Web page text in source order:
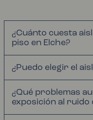
¿Cuánto cuesta
piso en Elche?
¿Puedo elegir el
¿Qué problemas
exposición al ruido